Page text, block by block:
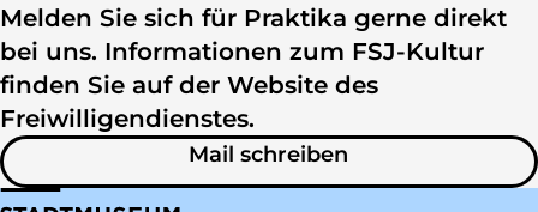
Melden Sie sich für Praktika gerne direkt
bei uns. Informationen zum FSJ-Kultur
finden Sie auf der Website des
Freiwilligendienstes.
Mail schreiben zu